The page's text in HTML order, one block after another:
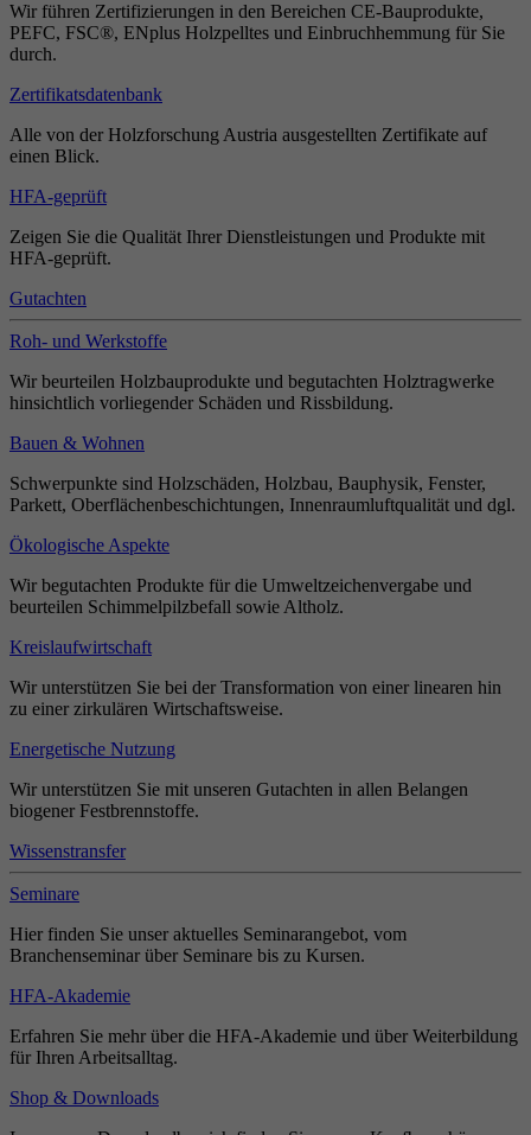
Wir führen Zertifizierungen in den Bereichen CE-Bauprodukte,
PEFC, FSC®, ENplus Holzpelltes und Einbruchhemmung für Sie
durch.
Zertifikatsdatenbank
Alle von der Holzforschung Austria ausgestellten Zertifikate auf
einen Blick.
HFA-geprüft
Zeigen Sie die Qualität Ihrer Dienstleistungen und Produkte mit
HFA-geprüft.
Gutachten
Roh- und Werkstoffe
Wir beurteilen Holzbauprodukte und begutachten Holztragwerke
hinsichtlich vorliegender Schäden und Rissbildung.
Bauen & Wohnen
Schwerpunkte sind Holzschäden, Holzbau, Bauphysik, Fenster,
Parkett, Oberflächenbeschichtungen, Innenraumluftqualität und dgl.
Ökologische Aspekte
Wir begutachten Produkte für die Umweltzeichenvergabe und
beurteilen Schimmelpilzbefall sowie Altholz.
Kreislaufwirtschaft
Wir unterstützen Sie bei der Transformation von einer linearen hin
zu einer zirkulären Wirtschaftsweise.
Energetische Nutzung
Wir unterstützen Sie mit unseren Gutachten in allen Belangen
biogener Festbrennstoffe.
Wissenstransfer
Seminare
Hier finden Sie unser aktuelles Seminarangebot, vom
Branchenseminar über Seminare bis zu Kursen.
HFA-Akademie
Erfahren Sie mehr über die HFA-Akademie und über Weiterbildung
für Ihren Arbeitsalltag.
Shop & Downloads